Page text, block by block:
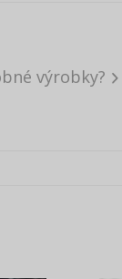
výrobky?